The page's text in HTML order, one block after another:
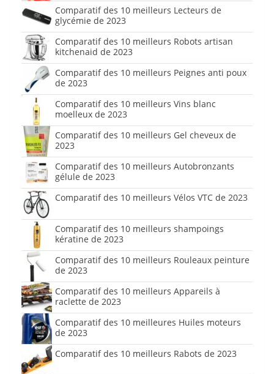
Comparatif des 10 meilleurs Lecteurs de
glycémie de 2023
Comparatif des 10 meilleurs Robots artisan
kitchenaid de 2023
Comparatif des 10 meilleurs Peignes anti poux
de 2023
Comparatif des 10 meilleurs Vins blanc
moelleux de 2023
Comparatif des 10 meilleurs Gel cheveux de
2023
Comparatif des 10 meilleurs Autobronzants
gélule de 2023
Comparatif des 10 meilleurs Vélos VTC de 2023
Comparatif des 10 meilleurs shampoings
kératine de 2023
Comparatif des 10 meilleurs Rouleaux peinture
de 2023
Comparatif des 10 meilleurs Appareils à
raclette de 2023
Comparatif des 10 meilleures Huiles moteurs
de 2023
Comparatif des 10 meilleurs Rabots de 2023